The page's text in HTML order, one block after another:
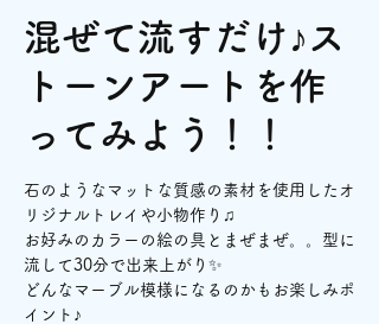
混ぜて流すだけ♪ス
トーンアートを作
ってみよう！！
石のようなマットな質感の素材を使用したオ
リジナルトレイや小物作り♫
お好みのカラーの絵の具とまぜまぜ。。型に
流して30分で出来上がり✨
どんなマーブル模様になるのかもお楽しみポ
イント♪